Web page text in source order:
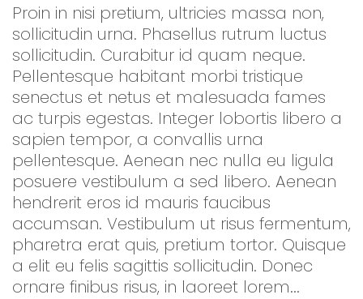
Proin in nisi pretium, ultricies massa non,
sollicitudin urna. Phasellus rutrum luctus
sollicitudin. Curabitur id quam neque.
Pellentesque habitant morbi tristique
senectus et netus et malesuada fames
ac turpis egestas. Integer lobortis libero a
sapien tempor, a convallis urna
pellentesque. Aenean nec nulla eu ligula
posuere vestibulum a sed libero. Aenean
hendrerit eros id mauris faucibus
accumsan. Vestibulum ut risus fermentum,
pharetra erat quis, pretium tortor. Quisque
a elit eu felis sagittis sollicitudin. Donec
ornare finibus risus, in laoreet lorem...